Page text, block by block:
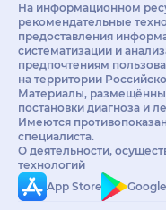
На информационном
рекомендательные
предоставления
систематизации и
предпочтениям
на территории
Материалы,
постановки диагноза и
Имеются
специалиста.
О деятельности,
технологий
App Store